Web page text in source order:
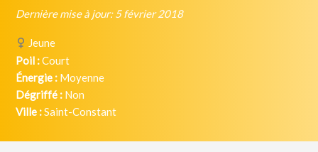
Dernière mise à jour: 5 février 2018
Jeune
Poil :Court
Énergie : Moyenne
Dégriffé : Non
Ville :Saint-Constant